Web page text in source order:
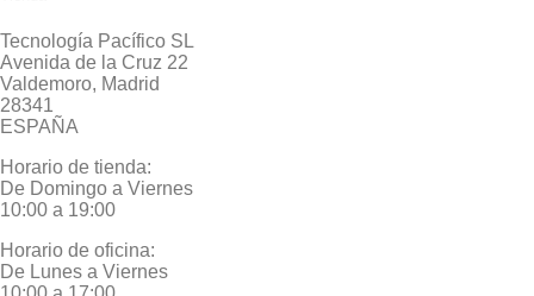
Tecnología Pacífico SL
Avenida de la Cruz 22
Valdemoro, Madrid
28341
ESPAÑA
Horario de tienda:
De Domingo a Viernes
10:00 a 19:00
Horario de oficina:
De Lunes a Viernes